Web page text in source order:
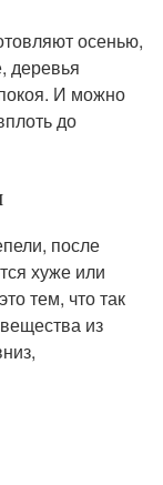
осенью,
деревья
И можно
до
после
хуже или
тем, что так
из